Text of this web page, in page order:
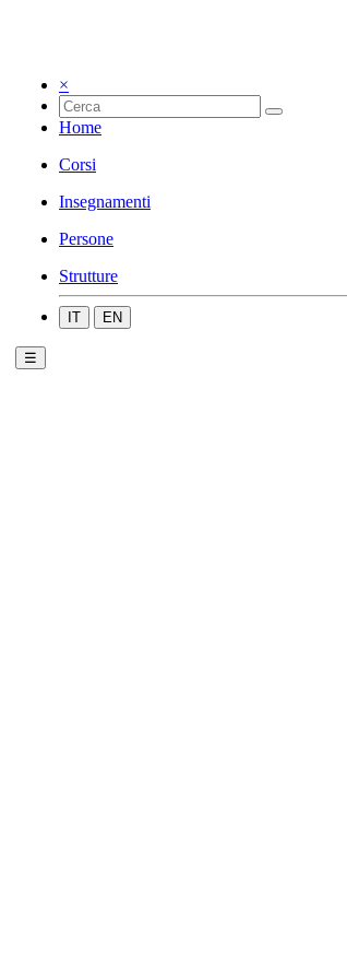
×
Home
Corsi
Insegnamenti
Persone
Strutture
IT EN
☰